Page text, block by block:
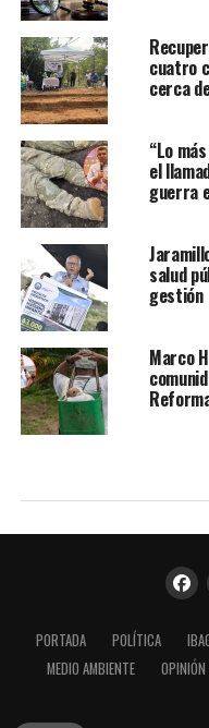
cuatro
cerca
“Lo
el
guerra
salud
gestión
Marco
PORTADA POLÍTICA
MEDIO AMBIENTE
OPINIÓN